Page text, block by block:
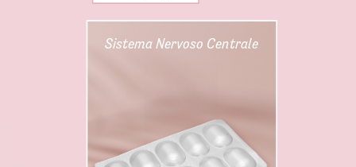
Sistema Nervoso Centrale